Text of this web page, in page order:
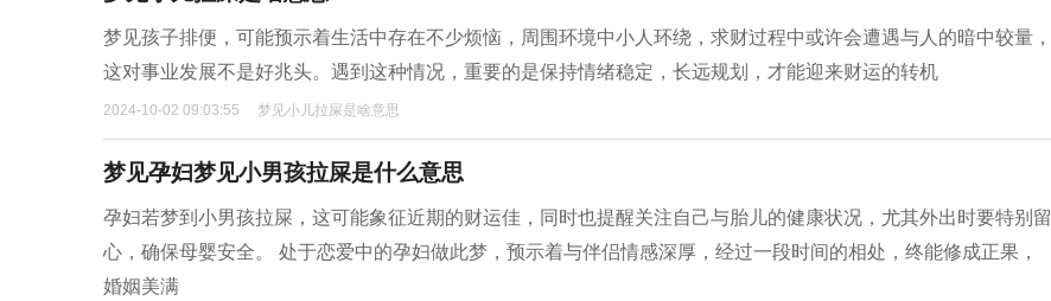
梦见孩子排便，可能预示着生活中存在不少烦恼，周围环境中小人环绕，求财过程中或许会遭遇与人的暗中较量，
这对事业发展不是好兆头。遇到这种情况，重要的是保持情绪稳定，长远规划，才能迎来财运的转机
2024-10-02 09:03:55 梦见小儿拉屎是啥意思
梦见孕妇梦见小男孩拉屎是什么意思
孕妇若梦到小男孩拉屎，这可能象征近期的财运佳，同时也提醒关注自己与胎儿的健康状况，尤其外出时要特别留
心，确保母婴安全。 处于恋爱中的孕妇做此梦，预示着与伴侣情感深厚，经过一段时间的相处，终能修成正果，
婚姻美满